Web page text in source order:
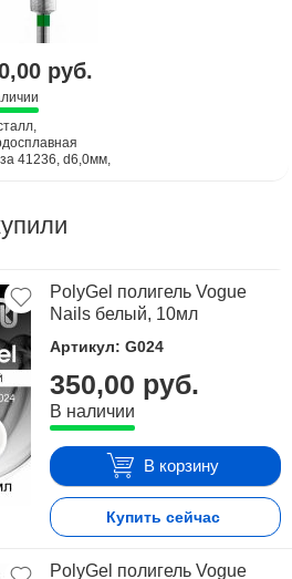
руб.
41236, d6,0мм,
PolyGel полигель Vogue
Nails белый, 10мл
Артикул: G024
350,00 руб.
В наличии
В корзину
Купить сейчас
PolyGel полигель Vogue